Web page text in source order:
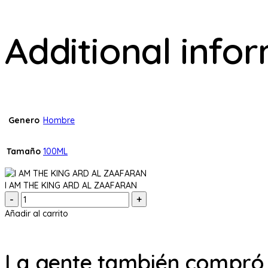
Additional
Genero Hombre
Tamaño 100ML
I AM THE KING ARD AL ZAAFARAN
Cantidad:
Añadir al carrito
La gente también compró